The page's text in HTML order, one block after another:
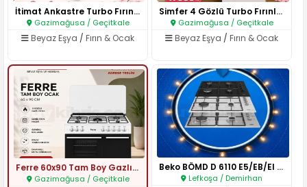
İtimat Ankastre Turbo Fırın + ..
Gazimağusa / Geçitkale
Beyaz Eşya / Fırın & Ocak
Simfer 4 Gözlü Turbo Fırınlı G..
Gazimağusa / Geçitkale
Beyaz Eşya /Fırın & Ocak
Ferre 60x90 Tam Boy Gazlı Ocak..
Gazimağusa / Geçitkale
Beko BÖMD D 6110 E5/EB/EI 4 Gö..
Lefkoşa / Demirhan